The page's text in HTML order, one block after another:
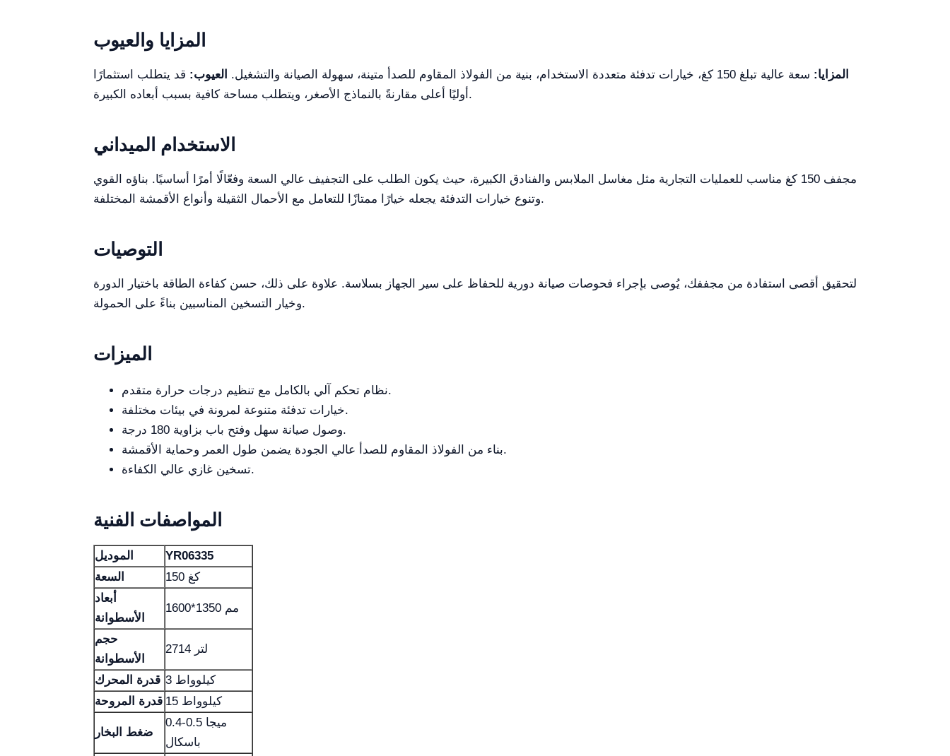
المزايا والعيوب
المزايا: سعة عالية تبلغ 150 كغ، خيارات تدفئة متعددة الاستخدام، بنية من الفولاذ المقاوم للصدأ متينة، سهولة الصيانة والتشغيل. العيوب: قد يتطلب استثمارًا
أوليًا أعلى مقارنةً بالنماذج الأصغر، ويتطلب مساحة كافية بسبب أبعاده الكبيرة.
الاستخدام الميداني
مجفف 150 كغ مناسب للعمليات التجارية مثل مغاسل الملابس والفنادق الكبيرة، حيث يكون الطلب على التجفيف عالي السعة وفعّالًا أمرًا أساسيًا. بناؤه القوي
وتنوع خيارات التدفئة يجعله خيارًا ممتازًا للتعامل مع الأحمال الثقيلة وأنواع الأقمشة المختلفة.
التوصيات
لتحقيق أقصى استفادة من مجففك، يُوصى بإجراء فحوصات صيانة دورية للحفاظ على سير الجهاز بسلاسة. علاوة على ذلك، حسن كفاءة الطاقة باختيار الدورة
وخيار التسخين المناسبين بناءً على الحمولة.
الميزات
نظام تحكم آلي بالكامل مع تنظيم درجات حرارة متقدم.
خيارات تدفئة متنوعة لمرونة في بيئات مختلفة.
وصول صيانة سهل وفتح باب بزاوية 180 درجة.
بناء من الفولاذ المقاوم للصدأ عالي الجودة يضمن طول العمر وحماية الأقمشة.
تسخين غازي عالي الكفاءة.
المواصفات الفنية
الموديل
YR06335
السعة
150 كغ
أبعاد
الأسطوانة
1600*1350 مم
حجم
الأسطوانة
2714 لتر
قدرة المحرك
3 كيلوواط
قدرة المروحة
15 كيلوواط
ضغط البخار
0.4-0.5 ميجا
باسكال